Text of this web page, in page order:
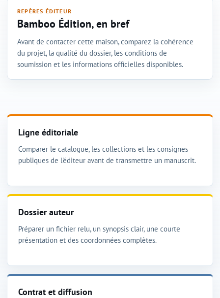
REPÈRES ÉDITEUR
Bamboo Édition, en bref
Avant de contacter cette maison, comparez la cohérence
du projet, la qualité du dossier, les conditions de
soumission et les informations officielles disponibles.
Ligne éditoriale
Comparer le catalogue, les collections et les consignes
publiques de l'éditeur avant de transmettre un manuscrit.
Dossier auteur
Préparer un fichier relu, un synopsis clair, une courte
présentation et des coordonnées complètes.
Contrat et diffusion